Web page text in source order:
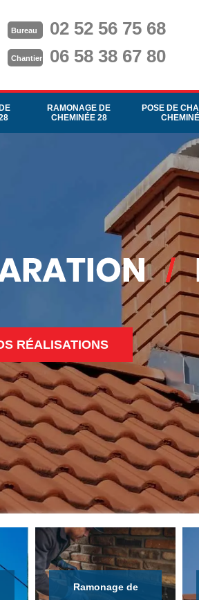
Bureau 02 52 56 75 68
Chantier 06 58 38 67 80
RAMONAGE DE
CHEMINÉE 28
POSE DE
RÉALISATIONS
Ramonage de